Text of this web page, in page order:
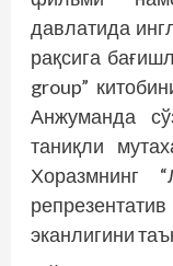
давлатида
рақсига
group”
Анжуманда
таниқли
Хоразмнинг
эканлигини